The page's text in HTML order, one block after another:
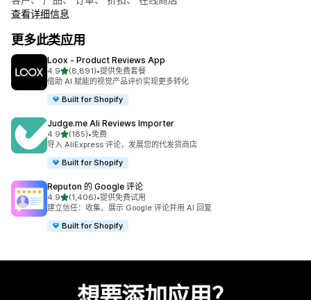
查看详细信息
更多此类应用
Loox ‑ Product Reviews App
4.9星（满分 5 星）
(8,891)
总共 8891 条评论
•提供免费套餐
借助 AI 赋能的视觉产品评价实现更多转化
Built for Shopify
Judge.me Ali Reviews Importer
4.9星（满分 5 星）
(185)
总共 185 条评论
•免费
导入 AliExpress 评论，发展您的代发货商店
Built for Shopify
Reputon 的 Google 评论
4.9星（满分 5 星）
(1,406)
总共 1406 条评论
•提供免费试用
建立信任：收集、展示 Google 评论并用 AI 回复
Built for Shopify